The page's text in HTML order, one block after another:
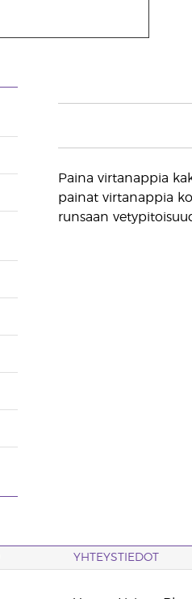
Paina virtanappia
painat virtanappia
runsaan
YHTEYSTIEDOT